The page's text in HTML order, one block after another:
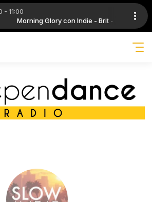
- 11:00
Morning Glory con Indie - Brit - Pop
Iván Ferreiro con Santi Balmes - El